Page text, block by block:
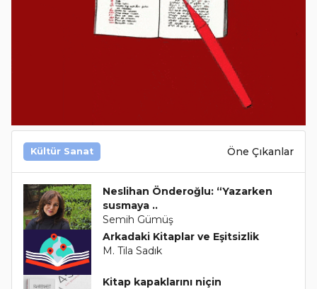
Kültür Sanat Öne Çıkanlar
Neslihan Önderoğlu: “Yazarken
susmaya ..
Semih Gümüş
Arkadaki Kitaplar ve Eşitsizlik
M. Tila Sadık
Kitap kapaklarını niçin